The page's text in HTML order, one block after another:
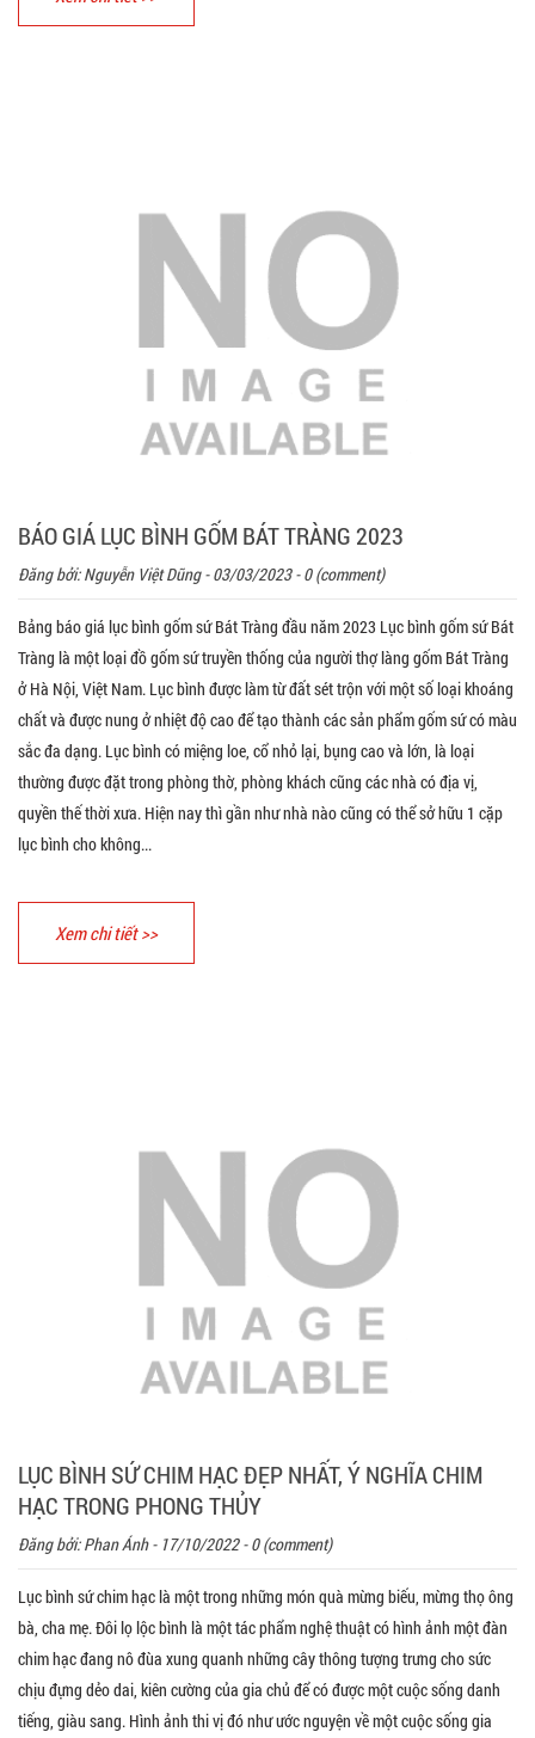
BÁO GIÁ LỤC BÌNH GỐM BÁT TRÀNG 2023
Đăng bởi:Nguyễn Việt Dũng- 03/03/2023 - 0 (comment)
Bảng báo giá lục bình gốm sứ Bát Tràng đầu năm 2023 Lục bình gốm sứ Bát
Tràng là một loại đồ gốm sứ truyền thống của người thợ làng gốm Bát Tràng
ở Hà Nội, Việt Nam. Lục bình được làm từ đất sét trộn với một số loại khoáng
chất và được nung ở nhiệt độ cao để tạo thành các sản phẩm gốm sứ có màu
sắc đa dạng. Lục bình có miệng loe, cổ nhỏ lại, bụng cao và lớn, là loại
thường được đặt trong phòng thờ, phòng khách cũng các nhà có địa vị,
quyền thế thời xưa. Hiện nay thì gần như nhà nào cũng có thể sở hữu 1 cặp
lục bình cho không...
Xem chi tiết >>
LỤC BÌNH SỨ CHIM HẠC ĐẸP NHẤT, Ý NGHĨA CHIM
HẠC TRONG PHONG THỦY
Đăng bởi:Phan Ánh- 17/10/2022 - 0 (comment)
Lục bình sứ chim hạc là một trong những món quà mừng biếu, mừng thọ ông
bà, cha mẹ. Đôi lọ lộc bình là một tác phẩm nghệ thuật có hình ảnh một đàn
chim hạc đang nô đùa xung quanh những cây thông tượng trưng cho sức
chịu đựng dẻo dai, kiên cường của gia chủ để có được một cuộc sống danh
tiếng, giàu sang. Hình ảnh thi vị đó như ước nguyện về một cuộc sống gia